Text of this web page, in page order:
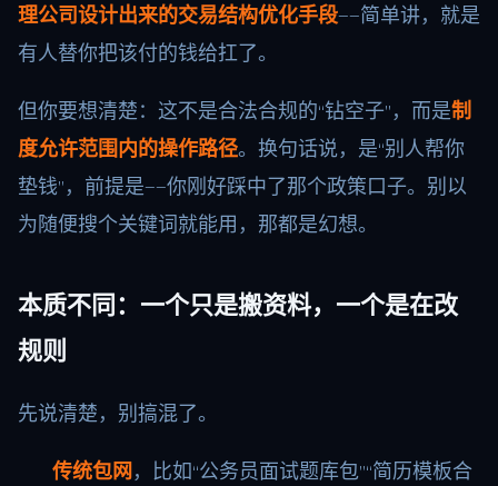
理公司设计出来的交易结构优化手段——简单讲，就是
有人替你把该付的钱给扛了。
但你要想清楚：这不是合法合规的“钻空子”，而是制
度允许范围内的操作路径。换句话说，是“别人帮你
垫钱”，前提是——你刚好踩中了那个政策口子。别以
为随便搜个关键词就能用，那都是幻想。
本质不同：一个只是搬资料，一个是在改
规则
先说清楚，别搞混了。
传统包网，比如“公务员面试题库包”“简历模板合